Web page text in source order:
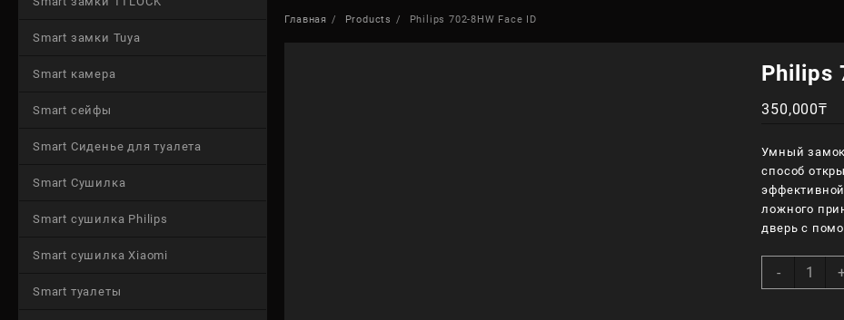
Smart замки Tuya
Smart камера
Smart сейфы
Smart Сиденье для туалета
Smart Сушилка
Smart сушилка Philips
Smart сушилка Xiaomi
Smart туалеты
Главная Products Philips 702-8HW Face ID
Philips
350,000₸
Умный замок
способ
ложного
дверь с
-
Philips